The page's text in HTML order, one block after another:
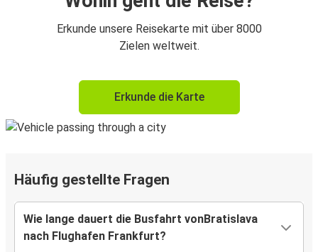
Erkunde unsere Reisekarte mit über 8000
Zielen weltweit.
Erkunde die Karte
Häufig gestellte Fragen
Wie lange dauert die Busfahrt vonBratislava
nach Flughafen Frankfurt?